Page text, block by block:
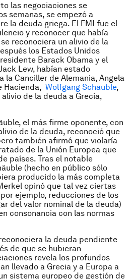
las negociaciones se
semanas, se empezó a
la deuda griega. El FMI fue el
y reconocer que había
reconociera un alivio de la
los Estados Unidos
Barack Obama y el
Lew, habían estado
la Canciller de Alemania, Angela
Hacienda, Wolfgang Schäuble,
de la deuda a Grecia,
el más firme oponente, con
de la deuda, reconoció que
también afirmó que violaría
de la Unión Europea que
países. Tras el notable
(hecho en público sólo
producido la más completa
opinó que tal vez ciertas
ejemplo, reducciones de los
del valor nominal de la deuda)
consonancia con las normas
la deuda pendiente
de que se hubieran
revela los profundos
llevado a Grecia y a Europa a
sistema europeo de gestión de